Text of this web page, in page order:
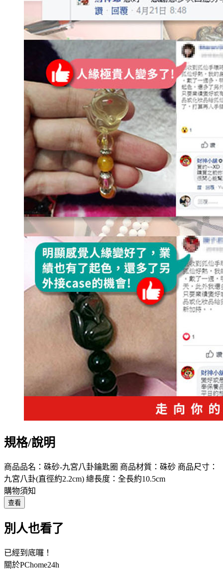
規格/說明
商品品名：硃砂-九宮八卦鑰匙圈 商品材質：硃砂 商品尺寸：
九宮八卦(直徑約2.2cm) 總長度：全長約10.5cm
購物須知
查看
別人也看了
已經到底囉！
關於PChome24h